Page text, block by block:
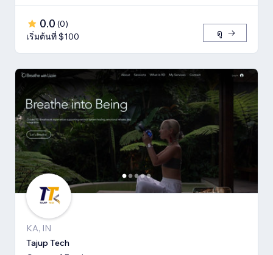
0.0 (0)
เริ่มต้นที่ $100
ดู
KA, IN
Tajup Tech